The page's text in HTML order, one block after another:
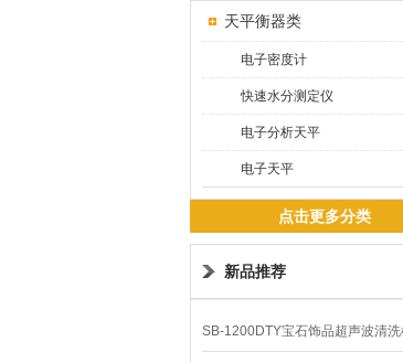
天平衡器类
电子密度计
快速水分测定仪
电子分析天平
电子天平
点击更多分类
新品推荐
SB-1200DTY宝石饰品超声波清